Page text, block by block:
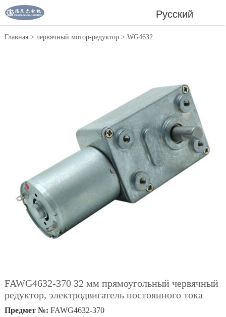
Русский
Главная> червячный мотор-редуктор> WG4632
FAWG4632-370 32 мм прямоугольный червячный
редуктор, электродвигатель постоянного тока
Предмет №: FAWG4632-370